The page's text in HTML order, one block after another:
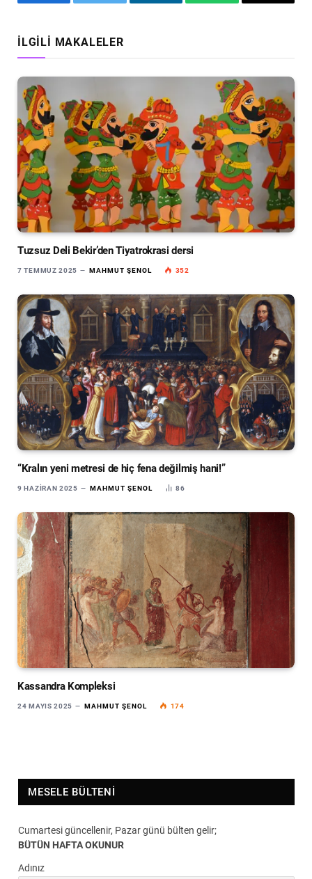
Facebook Twitter LinkedIn WhatsAppEmail
İLGILI MAKALELER
Tuzsuz Deli Bekir’den Tiyatrokrasi dersi
7 TEMMUZ 2025 MAHMUT ŞENOL 352
“Kralın yeni metresi de hiç fena değilmiş hani!”
9 HAZIRAN 2025 MAHMUT ŞENOL 86
Kassandra Kompleksi
24 MAYIS 2025 MAHMUT ŞENOL 174
MESELE BÜLTENI
Cumartesi güncellenir, Pazar günü bülten gelir;
BÜTÜN HAFTA OKUNUR
Adınız